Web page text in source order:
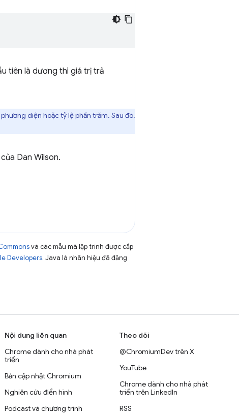
tiên là dương thì giá trị trả
diện hoặc tỷ lệ phần trăm. Sau đó,
của Dan Wilson.
và các mẫu mã lập trình được cấp
Developers. Java là nhãn hiệu đã đăng
Nội dung liên quan
Chrome dành cho nhà phát
triển
Bản cập nhật Chromium
Nghiên cứu điển hình
Podcast và chương trình
Theo dõi
@ChromiumDev trên X
YouTube
Chrome dành cho nhà phát
triển trên LinkedIn
RSS